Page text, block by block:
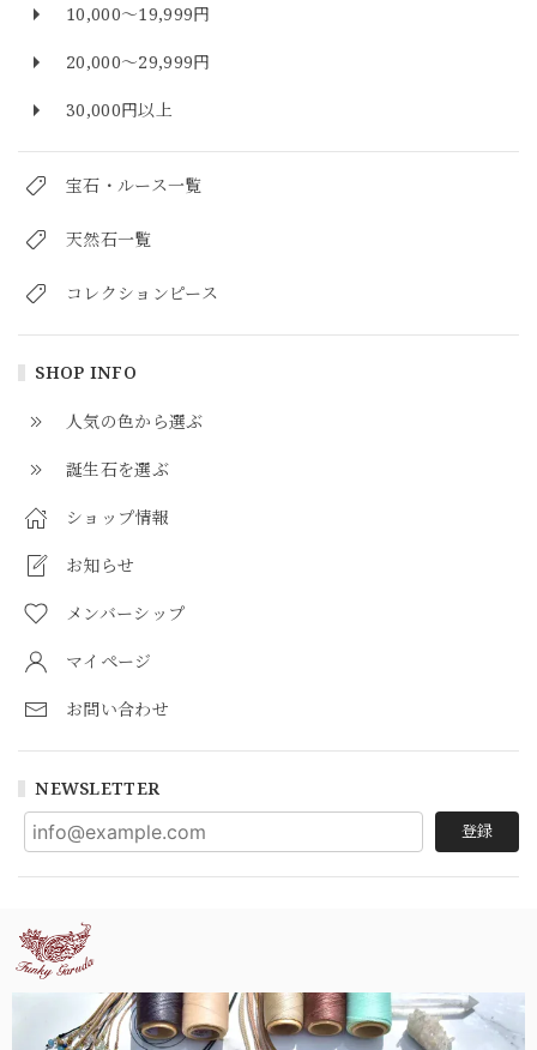
10,000～19,999円
20,000～29,999円
30,000円以上
宝石・ルース一覧
天然石一覧
コレクションピース
SHOP INFO
人気の色から選ぶ
誕生石を選ぶ
ショップ情報
お知らせ
メンバーシップ
マイページ
お問い合わせ
NEWSLETTER
登録